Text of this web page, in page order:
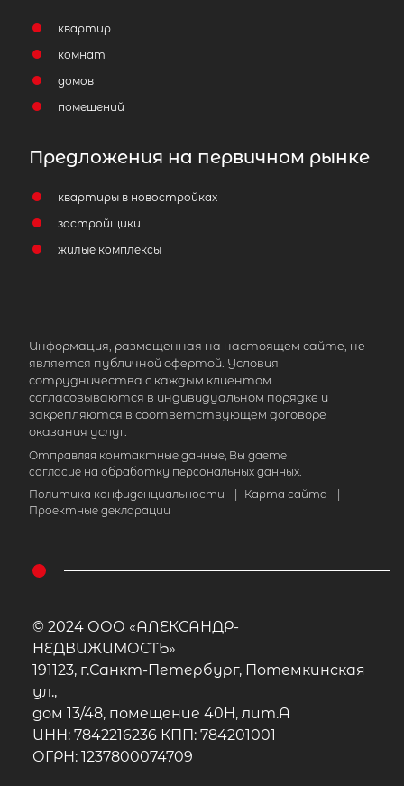
квартир
комнат
домов
помещений
Предложения на первичном рынке
квартиры в новостройках
застройщики
жилые комплексы
Информация, размещенная на настоящем сайте, не
является публичной офертой. Условия
сотрудничества с каждым клиентом
согласовываются в индивидуальном порядке и
закрепляются в соответствующем договоре
оказания услуг.
Отправляя контактные данные, Вы даете
согласие на обработку персональных данных.
Политика конфиденциальности
| Карта сайта
|
Проектные декларации
© 2024 ООО «АЛЕКСАНДР-
НЕДВИЖИМОСТЬ»
191123, г.Санкт-Петербург, Потемкинская
ул.,
дом 13/48, помещение 40Н, лит.А
ИНН: 7842216236 КПП: 784201001
ОГРН: 1237800074709